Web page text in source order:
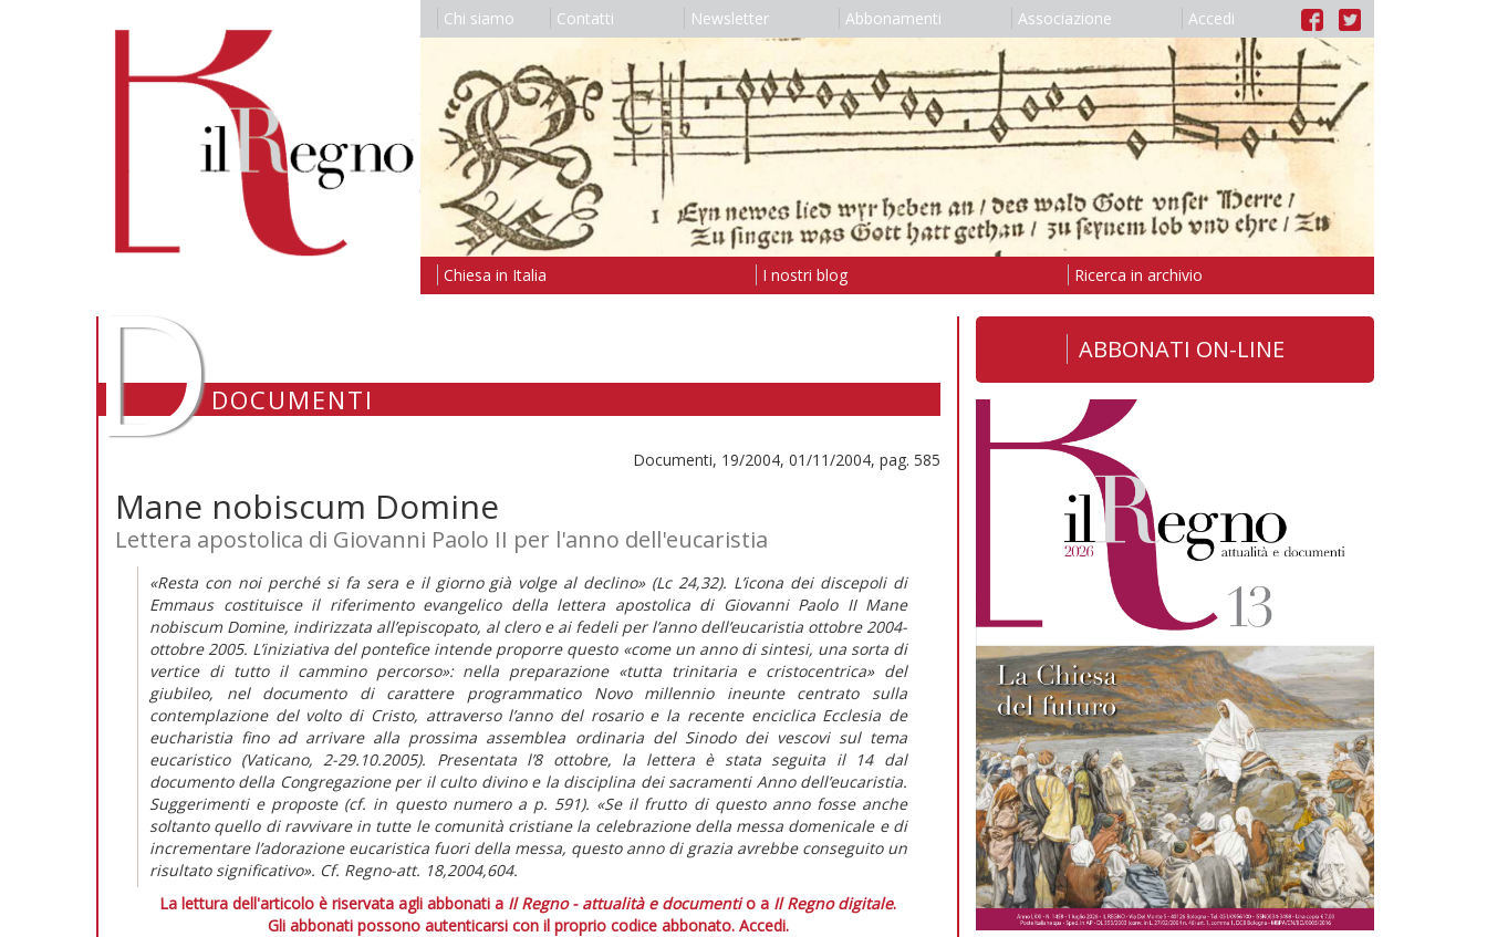
Chi siamo Contatti Newsletter Abbonamenti Associazione Accedi
Chiesa in Italia I nostri blog Ricerca in archivio
DDOCUMENTI
Documenti, 19/2004, 01/11/2004, pag. 585
Mane nobiscum Domine
Lettera apostolica di Giovanni Paolo II per l'anno dell'eucaristia
«Resta con noi perché si fa sera e il giorno già volge al declino» (Lc 24,32). L’icona dei discepoli di
Emmaus costituisce il riferimento evangelico della lettera apostolica di Giovanni Paolo II Mane
nobiscum Domine, indirizzata all’episcopato, al clero e ai fedeli per l’anno dell’eucaristia ottobre 2004-
ottobre 2005. L’iniziativa del pontefice intende proporre questo «come un anno di sintesi, una sorta di
vertice di tutto il cammino percorso»: nella preparazione «tutta trinitaria e cristocentrica» del
giubileo, nel documento di carattere programmatico Novo millennio ineunte centrato sulla
contemplazione del volto di Cristo, attraverso l’anno del rosario e la recente enciclica Ecclesia de
eucharistia fino ad arrivare alla prossima assemblea ordinaria del Sinodo dei vescovi sul tema
eucaristico (Vaticano, 2-29.10.2005). Presentata l’8 ottobre, la lettera è stata seguita il 14 dal
documento della Congregazione per il culto divino e la disciplina dei sacramenti Anno dell’eucaristia.
Suggerimenti e proposte (cf. in questo numero a p. 591). «Se il frutto di questo anno fosse anche
soltanto quello di ravvivare in tutte le comunità cristiane la celebrazione della messa domenicale e di
incrementare l’adorazione eucaristica fuori della messa, questo anno di grazia avrebbe conseguito un
risultato significativo». Cf. Regno-att. 18,2004,604.
La lettura dell'articolo è riservata agli abbonati a Il Regno - attualità e documentio a Il Regno digitale.
Gli abbonati possono autenticarsi con il proprio codice abbonato. Accedi.
ABBONATI ON-LINE